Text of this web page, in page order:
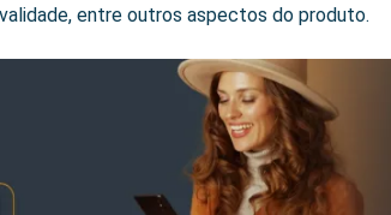
entre outros aspectos do produto.